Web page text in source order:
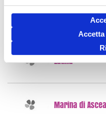
Frattamaggiore
Latina
Marina di Ascea